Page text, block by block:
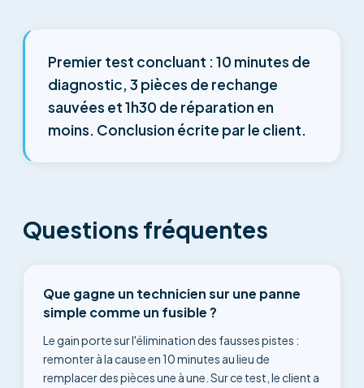
Premier test concluant : 10 minutes de
diagnostic, 3 pièces de rechange
sauvées et 1h30 de réparation en
moins. Conclusion écrite par le client.
Questions fréquentes
Que gagne un technicien sur une panne
simple comme un fusible ?
Le gain porte sur l'élimination des fausses pistes :
remonter à la cause en 10 minutes au lieu de
remplacer des pièces une à une. Sur ce test, le client a